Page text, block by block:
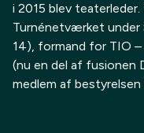
i 2015 blev
Turnénetværket under
14), formand for TIO
(nu en del af fusionen
medlem af